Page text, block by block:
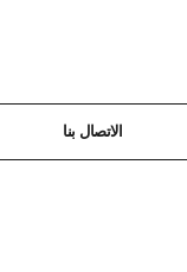
الاتصال بنا